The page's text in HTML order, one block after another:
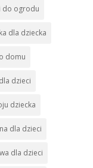
do ogrodu
dla dziecka
domu
dzieci
dziecka
dla dzieci
dla dzieci